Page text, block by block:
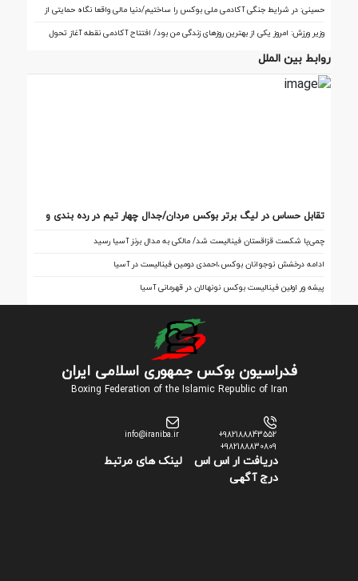
حسینی: در شرایط جنگی آکادمی ملی بوکس را ساختیم/دنیا مالی واقعا نگاه حمایتی از
بوکس دارد
وزیر ورزش: امروز یکی از بهترین روزهای زندگی من بود/ افتتاح آکادمی نقطه آغاز تحول
بوکس است
روابط بین الملل
تقابل‌ حساس در لیگ برتر بوکس مردان/جدال چهار تیم در رده بندی و
چمی‌پا شکست قزاقستان فینالیست شد/ مالکی به مدال برنز آسیا رسید
ادامه درخشش نوجوانان بوکس،احمدی دومین فینالیست در آسیا
پیشه ور اولین فینالیست بوکس نونهالان در قهرمانی آسیا
فدراسیون بوکس جمهوری اسلامی ایران
Boxing Federation of the Islamic Republic of Iran
+982188843552
+982188830809
info@iraniba.ir
دریافت ار اس اس
درج آگهی
لینک های مرتبط